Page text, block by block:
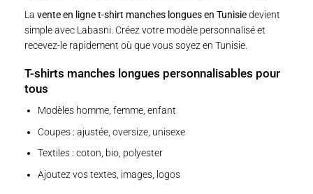
La vente en ligne t-shirt manches longues en Tunisiedevient
simple avec Labasni. Créez votre modèle personnalisé et
recevez-le rapidement où que vous soyez en Tunisie.
T-shirts manches longues personnalisables pour
tous
Modèles homme, femme, enfant
Coupes : ajustée, oversize, unisexe
Textiles : coton, bio, polyester
Ajoutez vos textes, images, logos